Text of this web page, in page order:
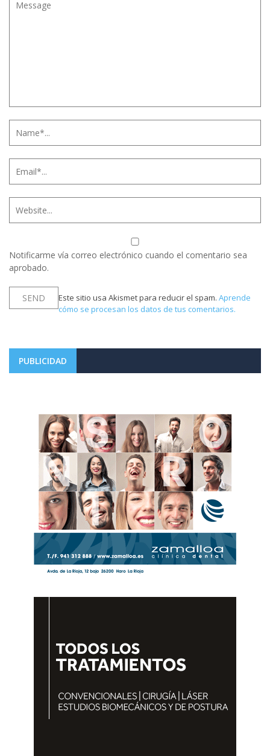
Notificarme vía correo electrónico cuando el comentario sea
aprobado.
Este sitio usa Akismet para reducir el spam. Aprende
cómo se procesan los datos de tus comentarios.
PUBLICIDAD